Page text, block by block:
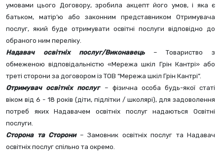
умовами цього Договору, зробила акцепт його умов, і яка є
батьком, матір’ю або законним представником Отримувача
послуг, який буде отримувати освітні послуги відповідно до
обраного ним переліку.
Надавач освітніх послуг/Виконавець – Товариство з
обмеженою відповідальністю «Мережа шкіл Грін Кантрі» або
треті сторони за договором із ТОВ “Мережа шкіл Грін Кантрі”.
Отримувач освітніх послуг
– фізична особа будь-якої статі
віком від 6 - 18 років (діти, підлітки / школярі), для задоволення
потреб яких Надавачем освітніх послуг надаються Освітні
послуги.
Сторона та Сторони – Замовник освітніх послуг та Надавач
освітніх послуг спільно та окремо.